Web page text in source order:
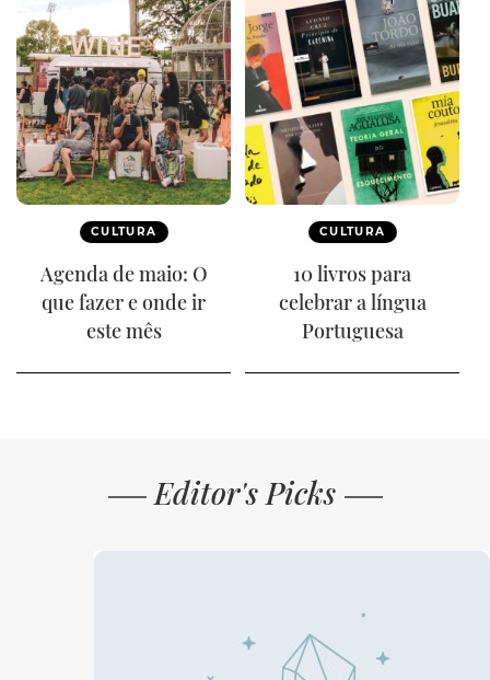
CULTURA
Agenda de maio: O
que fazer e onde ir
este mês
CULTURA
10 livros para
celebrar a língua
Portuguesa
Editor's Picks